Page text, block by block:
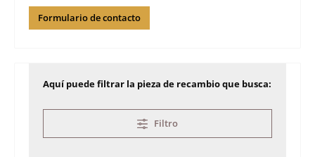
Formulario de contacto
Aquí puede filtrar la pieza de recambio que busca:
Filtro